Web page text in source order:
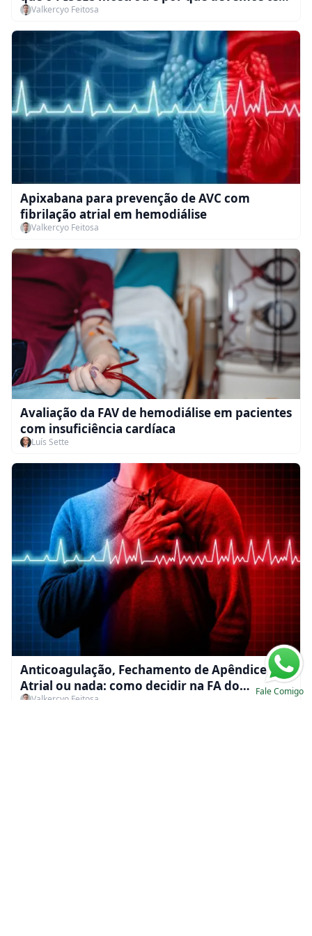
Fale Comigo
mais atenção a esse estudo...
Valkercyo Feitosa
Apixabana para prevenção de AVC com
fibrilação atrial em hemodiálise
Valkercyo Feitosa
Avaliação da FAV de hemodiálise em pacientes
com insuficiência cardíaca
Luís Sette
Anticoagulação, Fechamento de Apêndice
Atrial ou nada: como decidir na FA do
paciente em hemodiálise
Valkercyo Feitosa